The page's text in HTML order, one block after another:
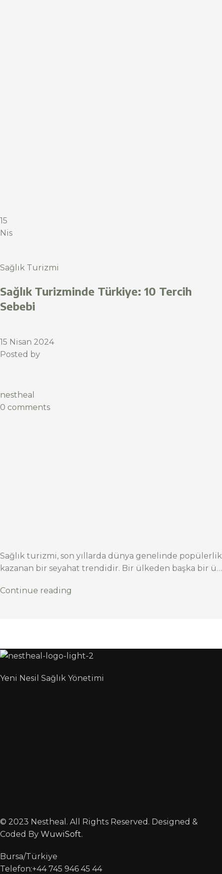
15
Nis
Sağlık Turizmi
Sağlık Turizminde Türkiye: 10 Tercih
Sebebi
15 Nisan 2024
Posted by
nestheal
0 comments
Sağlık turizmi, son yıllarda dünya genelinde popülerlik
kazanan bir seyahat trendidir. Bir ülkeden başka bir ü…
Continue reading
Yeni Nesil Sağlık Yönetimi
© 2023 Nestheal. All Rights Reserved. Designed &
Coded By WuwiSoft.
Bursa/Türkiye
Telefon:+44 745 946 45 44